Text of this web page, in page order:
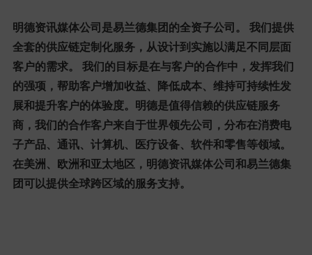
明德资讯媒体公司是易兰德集团的全资子公司。 我们提供
全套的供应链定制化服务，从设计到实施以满足不同层面
客户的需求。 我们的目标是在与客户的合作中，发挥我们
的强项，帮助客户增加收益、降低成本、维持可持续性发
展和提升客户的体验度。明德是值得信赖的供应链服务
商，我们的合作客户来自于世界领先公司，分布在消费电
子产品、通讯、计算机、医疗设备、软件和零售等领域。
在美洲、欧洲和亚太地区，明德资讯媒体公司和易兰德集
团可以提供全球跨区域的服务支持。